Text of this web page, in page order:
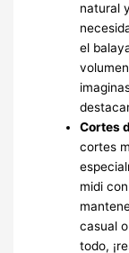
natural
el
Cortes
cortes
midi
casual
todo,